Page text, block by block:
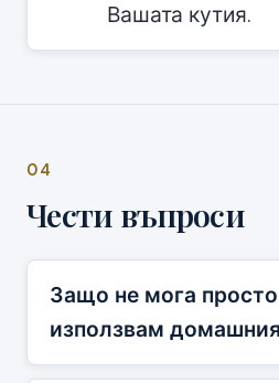
Вашата кутия.
04
Чести въпроси
Защо не мога
използвам